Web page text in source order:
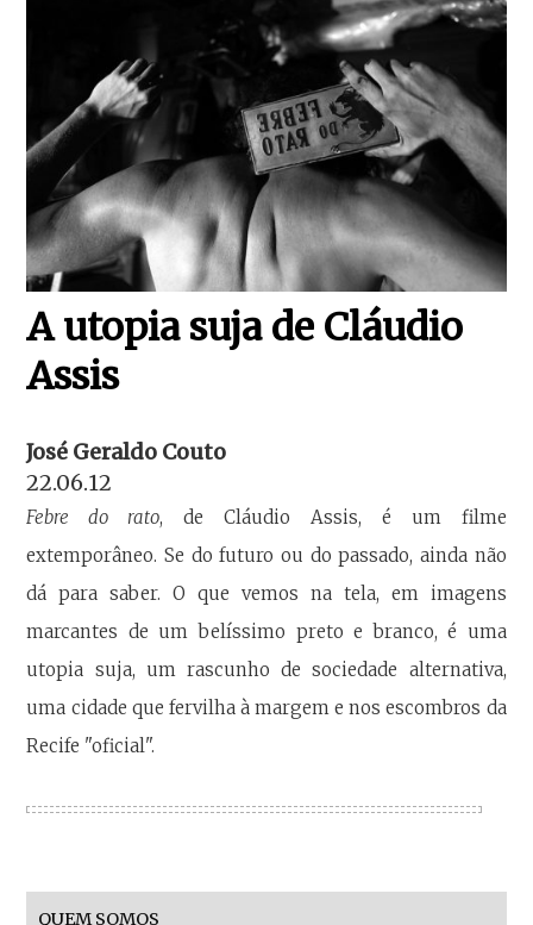
A utopia suja de Cláudio
Assis
José Geraldo Couto
22.06.12
Febre do rato, de Cláudio Assis, é um filme
extemporâneo. Se do futuro ou do passado, ainda não
dá para saber. O que vemos na tela, em imagens
marcantes de um belíssimo preto e branco, é uma
utopia suja, um rascunho de sociedade alternativa,
uma cidade que fervilha à margem e nos escombros da
Recife "oficial".
QUEM SOMOS